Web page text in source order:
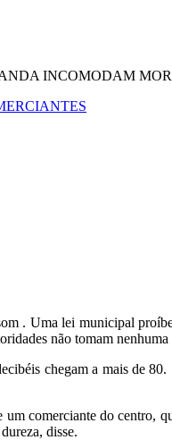
INCOMODAM
. Uma lei municipal
não tomam
chegam a mais de
comerciante do
disse.